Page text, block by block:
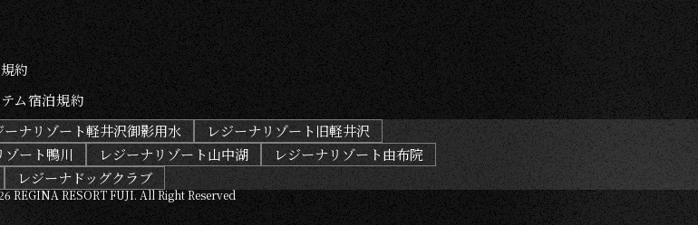
約
ム宿泊規約
ーナリゾート軽井沢御影用水
レジーナリゾート旧軽井沢
ゾート鴨川 レジーナリゾート山中湖
レジーナリゾート由布院
レジーナドッグクラブ
REGINA RESORT FUJI.All Right Reserved